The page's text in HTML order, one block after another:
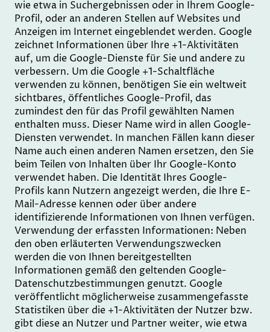
wie etwa in Suchergebnissen oder in Ihrem Google-
Profil, oder an anderen Stellen auf Websites und
Anzeigen im Internet eingeblendet werden. Google
zeichnet Informationen über Ihre +1-Aktivitäten
auf, um die Google-Dienste für Sie und andere zu
verbessern. Um die Google +1-Schaltfläche
verwenden zu können, benötigen Sie ein weltweit
sichtbares, öffentliches Google-Profil, das
zumindest den für das Profil gewählten Namen
enthalten muss. Dieser Name wird in allen Google-
Diensten verwendet. In manchen Fällen kann dieser
Name auch einen anderen Namen ersetzen, den Sie
beim Teilen von Inhalten über Ihr Google-Konto
verwendet haben. Die Identität Ihres Google-
Profils kann Nutzern angezeigt werden, die Ihre E-
Mail-Adresse kennen oder über andere
identifizierende Informationen von Ihnen verfügen.
Verwendung der erfassten Informationen: Neben
den oben erläuterten Verwendungszwecken
werden die von Ihnen bereitgestellten
Informationen gemäß den geltenden Google-
Datenschutzbestimmungen genutzt. Google
veröffentlicht möglicherweise zusammengefasste
Statistiken über die +1-Aktivitäten der Nutzer bzw.
gibt diese an Nutzer und Partner weiter, wie etwa